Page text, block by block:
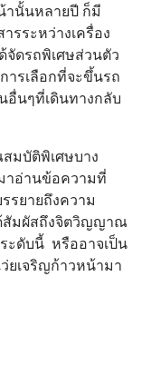
านั้นหลายปี ก็มี
รระหว่างเครื่อง
จัดรถพิเศษส่วนตัว
ารเลือกที่จะขึ้นรถ
อื่นๆที่เดินทางกลับ
มบัติพิเศษบาง
าอ่านข้อความที่
รยายถึงความ
สัมผัสถึงจิตวิญญาณ
ะดับนี้  หรืออาจเป็น
ยเจริญก้าวหน้ามา